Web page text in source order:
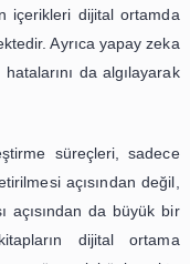
oldukça hızlı ve
artık
yapay
fazla zaman
ve dijitalleştirme